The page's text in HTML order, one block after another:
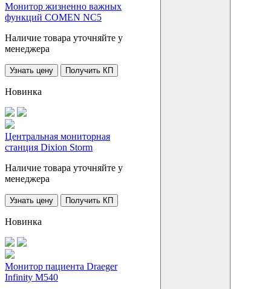
Монитор жизненно важных
функций COMEN NC5
Наличие товара уточняйте у
менеджера
Узнать цену Получить КП
Новинка
Центральная мониторная
станция Dixion Storm
Наличие товара уточняйте у
менеджера
Узнать цену Получить КП
Новинка
Монитор пациента Draeger
Infinity M540